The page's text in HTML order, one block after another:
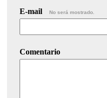
E-mail No será mostrado.
Comentario